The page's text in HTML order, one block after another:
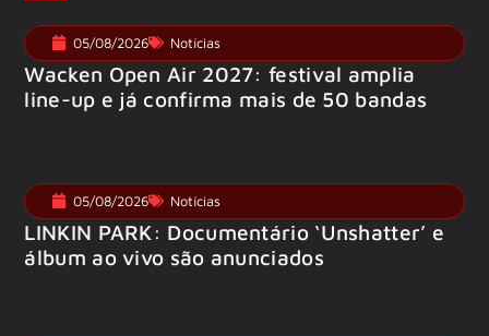
05/08/2026 Notícias
Wacken Open Air 2027: festival amplia
line-up e já confirma mais de 50 bandas
05/08/2026 Notícias
LINKIN PARK: Documentário ‘Unshatter’ e
álbum ao vivo são anunciados